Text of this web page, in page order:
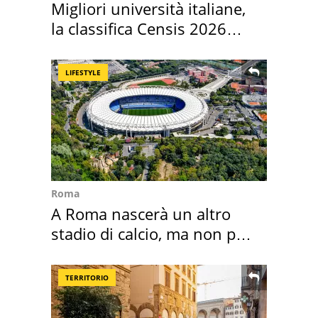
Migliori università italiane,
la classifica Censis 2026
LIFESTYLE
Roma
A Roma nascerà un altro
stadio di calcio, ma non per
TERRITORIO